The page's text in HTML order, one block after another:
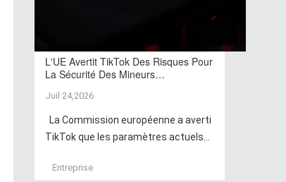
L'UE Avertit TikTok Des Risques Pour
La Sécurité Des Mineurs…
Juil 24,2026
La Commission européenne a averti
TikTok que les paramètres actuels...
Entreprise